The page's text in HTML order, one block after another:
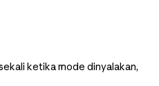
ketika mode dinyalakan,